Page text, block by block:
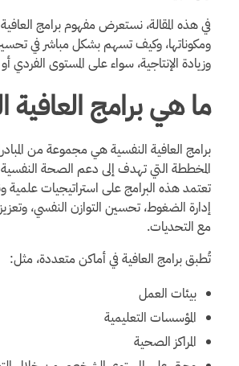
في هذه المقالة، نستعرض مفهوم برامج العافية
ومكوناتها، وكيف تسهم بشكل مباشر في
وزيادة الإنتاجية، سواء على المستوى الفردي
ما هي برامج العافية
برامج العافية النفسية هي مجموعة من
المخططة التي تهدف إلى دعم الصحة النفسية
تعتمد هذه البرامج على استراتيجيات
إدارة الضغوط، تحسين التوازن النفسي،
مع التحديات.
تُطبق برامج العافية في أماكن متعددة، مثل:
بيئات العمل
المؤسسات التعليمية
المراكز الصحية